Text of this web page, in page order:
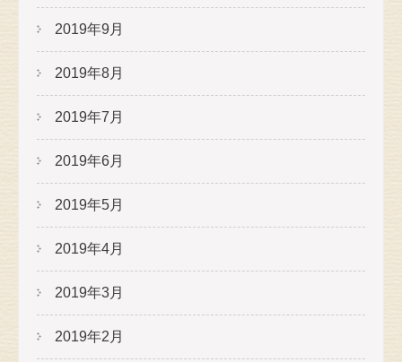
2019年9月
2019年8月
2019年7月
2019年6月
2019年5月
2019年4月
2019年3月
2019年2月